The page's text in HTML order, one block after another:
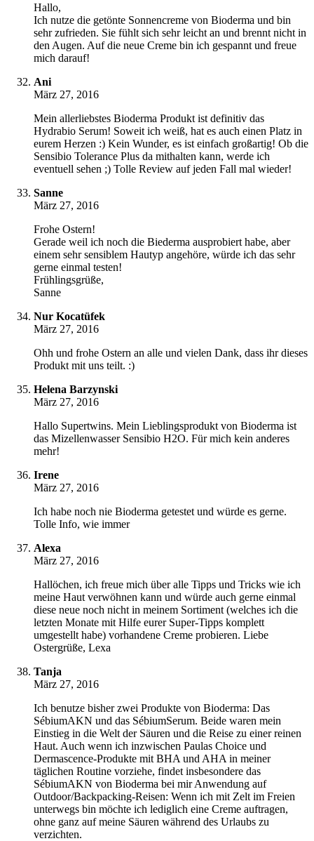
Hallo,
Ich nutze die getönte Sonnencreme von Bioderma und bin
sehr zufrieden. Sie fühlt sich sehr leicht an und brennt nicht in
den Augen. Auf die neue Creme bin ich gespannt und freue
mich darauf!
Ani
März 27, 2016
Mein allerliebstes Bioderma Produkt ist definitiv das
Hydrabio Serum! Soweit ich weiß, hat es auch einen Platz in
eurem Herzen :) Kein Wunder, es ist einfach großartig! Ob die
Sensibio Tolerance Plus da mithalten kann, werde ich
eventuell sehen ;) Tolle Review auf jeden Fall mal wieder!
Sanne
März 27, 2016
Frohe Ostern!
Gerade weil ich noch die Biederma ausprobiert habe, aber
einem sehr sensiblem Hautyp angehöre, würde ich das sehr
gerne einmal testen!
Frühlingsgrüße,
Sanne
Nur Kocatüfek
März 27, 2016
Ohh und frohe Ostern an alle und vielen Dank, dass ihr dieses
Produkt mit uns teilt. :)
Helena Barzynski
März 27, 2016
Hallo Supertwins. Mein Lieblingsprodukt von Bioderma ist
das Mizellenwasser Sensibio H2O. Für mich kein anderes
mehr!
Irene
März 27, 2016
Ich habe noch nie Bioderma getestet und würde es gerne.
Tolle Info, wie immer
Alexa
März 27, 2016
Hallöchen, ich freue mich über alle Tipps und Tricks wie ich
meine Haut verwöhnen kann und würde auch gerne einmal
diese neue noch nicht in meinem Sortiment (welches ich die
letzten Monate mit Hilfe eurer Super-Tipps komplett
umgestellt habe) vorhandene Creme probieren. Liebe
Ostergrüße, Lexa
Tanja
März 27, 2016
Ich benutze bisher zwei Produkte von Bioderma: Das
SébiumAKN und das SébiumSerum. Beide waren mein
Einstieg in die Welt der Säuren und die Reise zu einer reinen
Haut. Auch wenn ich inzwischen Paulas Choice und
Dermascence-Produkte mit BHA und AHA in meiner
täglichen Routine vorziehe, findet insbesondere das
SébiumAKN von Bioderma bei mir Anwendung auf
Outdoor/Backpacking-Reisen: Wenn ich mit Zelt im Freien
unterwegs bin möchte ich lediglich eine Creme auftragen,
ohne ganz auf meine Säuren während des Urlaubs zu
verzichten.